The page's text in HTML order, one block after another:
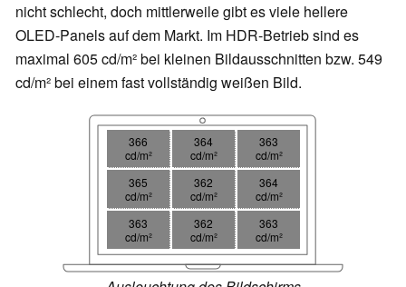
nicht schlecht, doch mittlerweile gibt es viele hellere
OLED-Panels auf dem Markt. Im HDR-Betrieb sind es
maximal 605 cd/m² bei kleinen Bildausschnitten bzw. 549
cd/m² bei einem fast vollständig weißen Bild.
366
cd/m²
364
cd/m²
363
cd/m²
365
cd/m²
362
cd/m²
364
cd/m²
363
cd/m²
362
cd/m²
363
cd/m²